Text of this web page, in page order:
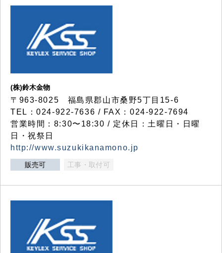
(株)鈴木金物
〒963-8025 福島県郡山市桑野5丁目15-6
TEL：024-922-7636 / FAX：024-922-7694
営業時間：8:30〜18:30 / 定休日：土曜日・日曜
日・祝祭日
http://www.suzukikanamono.jp
販売可 工事・取付可